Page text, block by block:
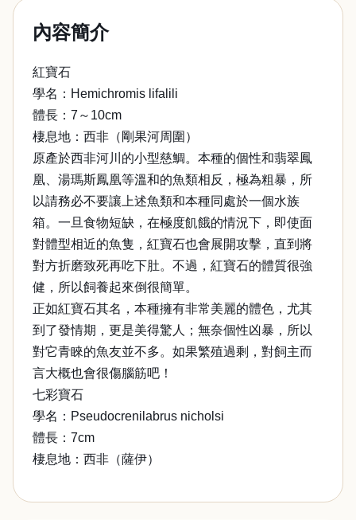
內容簡介
紅寶石
學名：Hemichromis lifalili
體長：7～10cm
棲息地：西非（剛果河周圍）
原產於西非河川的小型慈鯛。本種的個性和翡翠鳳
凰、湯瑪斯鳳凰等溫和的魚類相反，極為粗暴，所
以請務必不要讓上述魚類和本種同處於一個水族
箱。一旦食物短缺，在極度飢餓的情況下，即使面
對體型相近的魚隻，紅寶石也會展開攻擊，直到將
對方折磨致死再吃下肚。不過，紅寶石的體質很強
健，所以飼養起來倒很簡單。
正如紅寶石其名，本種擁有非常美麗的體色，尤其
到了發情期，更是美得驚人；無奈個性凶暴，所以
對它青睞的魚友並不多。如果繁殖過剩，對飼主而
言大概也會很傷腦筋吧！
七彩寶石
學名：Pseudocrenilabrus nicholsi
體長：7cm
棲息地：西非（薩伊）